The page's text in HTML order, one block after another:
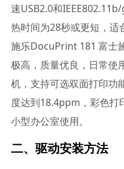
速USB2.0和
热时间为28秒或更短，适
施乐DocuPrint 181 富士
极高，质量优良，日常使
机，支持可选双面打印功
度达到18.4ppm，彩色打
小型办公室使用。
二、驱动安装方法